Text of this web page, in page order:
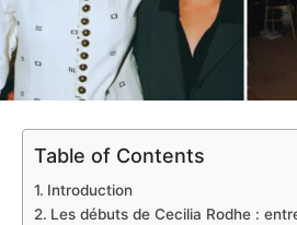
Table of Contents
Introduction
Les débuts de Cecilia Rodhe :